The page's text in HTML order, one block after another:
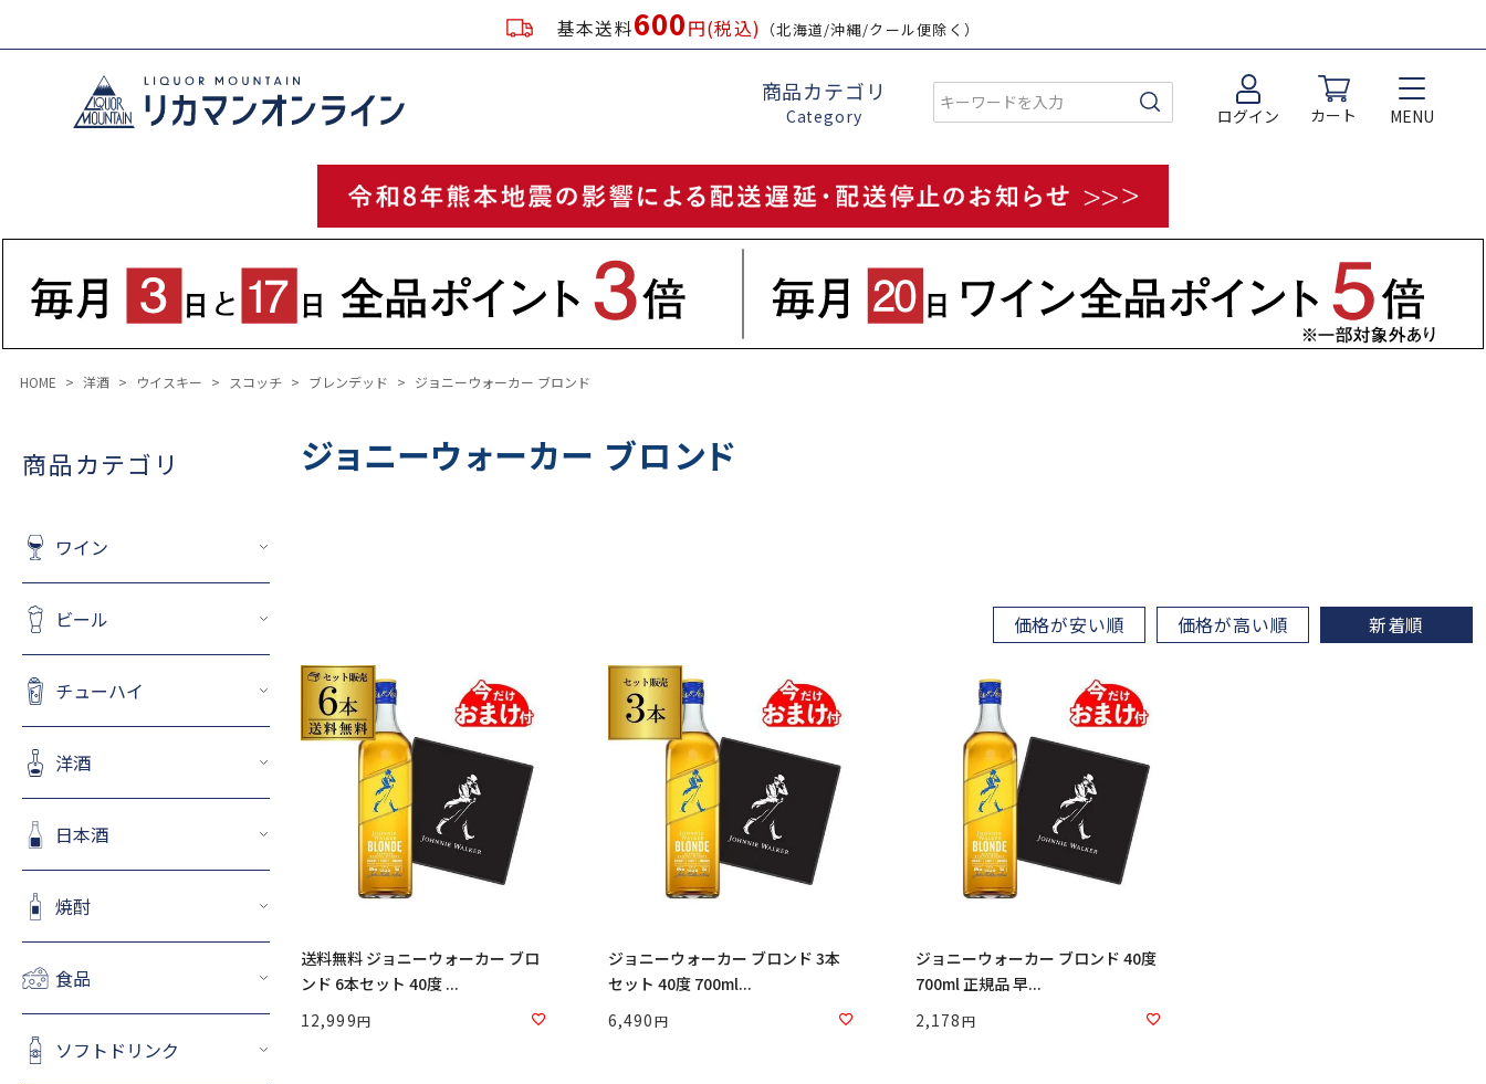
基本送料600円(税込) （北海道/沖縄/クール便除く）
商品カテゴリ
Category ログイン カート MENU
HOME 洋酒 ウイスキー スコッチ ブレンデッド ジョニーウォーカー ブロンド
商品カテゴリ
ワイン
ビール
チューハイ
洋酒
日本酒
焼酎
食品
ソフトドリンク
ジョニーウォーカー ブロンド
価格が安い順 価格が高い順 新着順
送料無料 ジョニーウォーカー ブロ
ンド 6本セット 40度 ...
12,999
ジョニーウォーカー ブロンド 3本
セット 40度 700ml...
6,490
ジョニーウォーカー ブロンド 40度
700ml 正規品 早...
2,178